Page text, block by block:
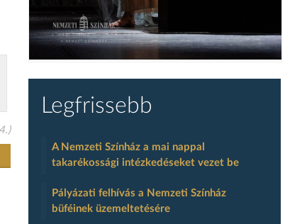
Legfrissebb
A Nemzeti Színház a mai nappal
takarékossági intézkedéseket vezet be
Pályázati felhívás a Nemzeti Színház
büféinek üzemeltetésére